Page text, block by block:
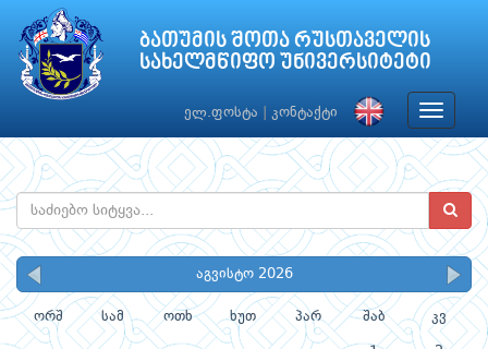
ბათუმის შოთა რუსთაველის
სახელმწიფო უნივერსიტეტი
ელ.ფოსტა კონტაქტი
Toggle
აგვისტო 2026
ორშ სამ ოთხ ხუთ პარ შაბ კვ